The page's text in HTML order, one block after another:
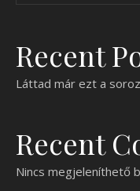
Recent
Láttad már ezt a
Recent
Nincs megjeleníthető